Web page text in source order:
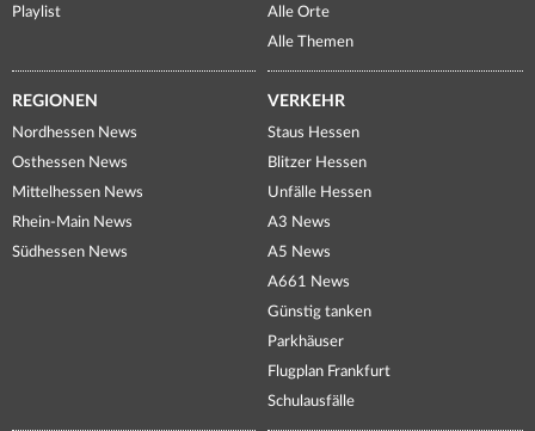
Playlist
Alle Orte
Alle Themen
REGIONEN
Nordhessen News
Osthessen News
Mittelhessen News
Rhein-Main News
Südhessen News
VERKEHR
Staus Hessen
Blitzer Hessen
Unfälle Hessen
A3 News
A5 News
A661 News
Günstig tanken
Parkhäuser
Flugplan Frankfurt
Schulausfälle